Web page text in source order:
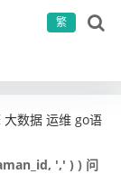
繁
大数据 运维 go语
',' ) ) 问